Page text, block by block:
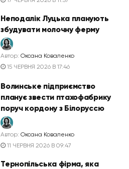
Неподалік Луцька планують
збудувати молочну ферму
Автор: Оксана Коваленко
15 ЧЕРВНЯ 2026 В 17:46
Волинське підприємство
планує звести птахофабрику
поруч кордону з Білоруссю
Автор: Оксана Коваленко
11 ЧЕРВНЯ 2026 В 09:47
Тернопільська фірма, яка